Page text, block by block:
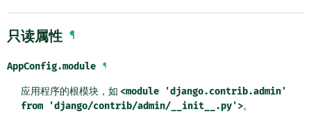
只读属性 ¶
AppConfig.module ¶
应用程序的根模块，如 <module
'django.contrib.admin'
from
'django/contrib/admin/__init__.py'>。